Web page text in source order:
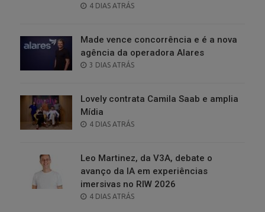
POSTED
4 DIAS ATRÁS
Made vence concorrência e é a nova
agência da operadora Alares
POSTED
3 DIAS ATRÁS
Lovely contrata Camila Saab e amplia
Mídia
POSTED
4 DIAS ATRÁS
Leo Martinez, da V3A, debate o
avanço da IA em experiências
imersivas no RIW 2026
POSTED
4 DIAS ATRÁS